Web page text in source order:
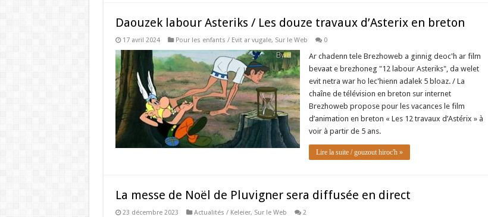
Daouzek labour Asteriks / Les douze travaux d’Asterix en breton
17 avril 2024 Pour les enfants / Evit ar vugale, Sur le Web 0
Ar chadenn tele Brezhoweb a ginnig deoc'h ar film
bevaat e brezhoneg "12 labour Asteriks", da welet
evit netra war ho lec'hienn adalek 5 bloaz. / La
chaîne de télévision en breton sur internet
Brezhoweb propose pour les vacances le film
d’animation en breton « Les 12 travaux d’Astérix » à
voir à partir de 5 ans.
Lire la suite / gouzout hiroc'h »
La messe de Noël de Pluvigner sera diffusée en direct
23 décembre 2023 Actualités / Keleier, Sur le Web 2